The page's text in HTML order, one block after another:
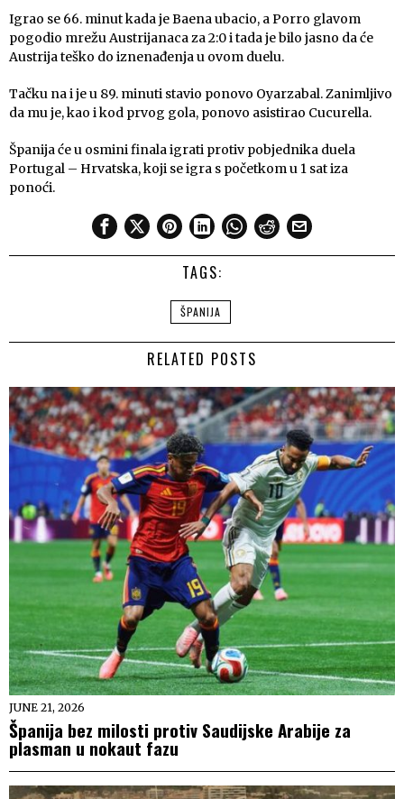
Igrao se 66. minut kada je Baena ubacio, a Porro glavom
pogodio mrežu Austrijanaca za 2:0 i tada je bilo jasno da će
Austrija teško do iznenađenja u ovom duelu.
Tačku na i je u 89. minuti stavio ponovo Oyarzabal. Zanimljivo
da mu je, kao i kod prvog gola, ponovo asistirao Cucurella.
Španija će u osmini finala igrati protiv pobjednika duela
Portugal – Hrvatska, koji se igra s početkom u 1 sat iza
ponoći.
TAGS:
ŠPANIJA
RELATED POSTS
JUNE 21, 2026
Španija bez milosti protiv Saudijske Arabije za
plasman u nokaut fazu